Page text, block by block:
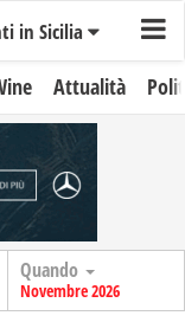
in Sicilia
Attualità
Quando
Novembre 2026